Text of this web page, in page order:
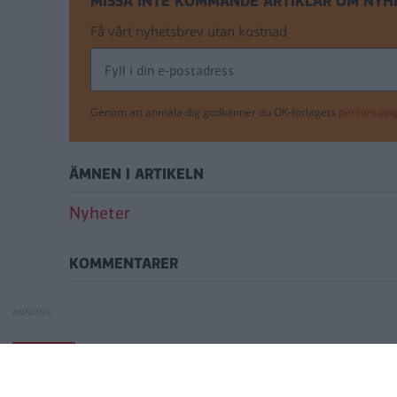
Få vårt nyhetsbrev utan kostnad
Genom att anmäla dig godkänner du OK-förlagets
ÄMNEN I ARTIKELN
Nyheter
KOMMENTARER